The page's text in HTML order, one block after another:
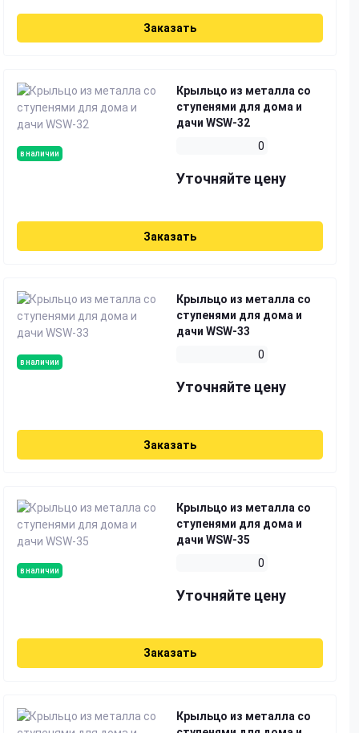
Заказать
в наличии
Крыльцо из металла со
ступенями для дома и
дачи WSW-32
0
Уточняйте цену
Заказать
в наличии
Крыльцо из металла со
ступенями для дома и
дачи WSW-33
0
Уточняйте цену
Заказать
в наличии
Крыльцо из металла со
ступенями для дома и
дачи WSW-35
0
Уточняйте цену
Заказать
Крыльцо из металла со